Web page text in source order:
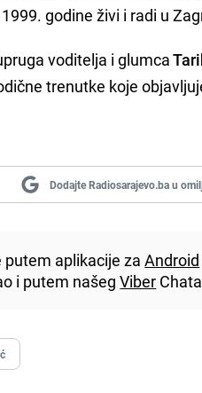
godine živi i radi u
voditelja i glumca
trenutke koje
Dodajte Radiosarajevo.ba u
putem aplikacije zaAndroid
i putem našegViber